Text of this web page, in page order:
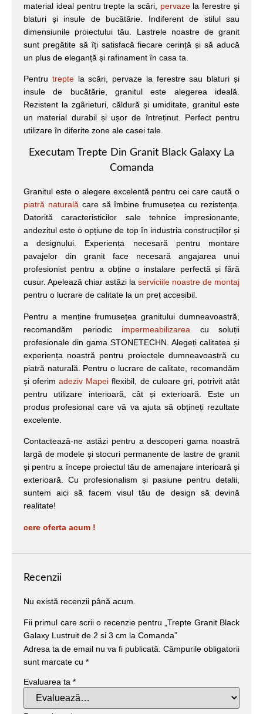
material ideal pentru trepte la scări, pervazela ferestre și
blaturi și insule de bucătărie. Indiferent de stilul sau
dimensiunile proiectului tău. Lastrele noastre de granit
sunt pregătite să îți satisfacă fiecare cerință și să aducă
un plus de eleganță și rafinament în casa ta.
Pentru treptela scări, pervaze la ferestre sau blaturi și
insule de bucătărie, granitul este alegerea ideală.
Rezistent la zgârieturi, căldură și umiditate, granitul este
un material durabil și ușor de întreținut. Perfect pentru
utilizare în diferite zone ale casei tale.
Executam Trepte Din Granit Black Galaxy La
Comanda
Granitul este o alegere excelentă pentru cei care caută o
piatră naturalăcare să îmbine frumusețea cu rezistența.
Datorită caracteristicilor sale tehnice impresionante,
andezitul este o opțiune de top în industria construcțiilor și
a designului. Experiența necesară pentru montare
pavajelor din granit face necesară angajarea unui
profesionist pentru a obține o instalare perfectă și fără
cusur. Apelează chiar astăzi la serviciile noastre de montaj
pentru o lucrare de calitate la un preț accesibil.
Pentru a menține frumusețea granitului dumneavoastră,
recomandăm periodic impermeabilizarea cu soluții
profesionale din gama STONETECHN. Alegeți calitatea și
experiența noastră pentru proiectele dumneavoastră cu
piatră naturală. Pentru o lucrare de calitate, recomandăm
și oferimadeziv Mapei flexibil, de culoare gri, potrivit atât
pentru utilizare interioară, cât și exterioară. Este un
produs profesional care vă va ajuta să obțineți rezultate
excelente.
Contactează-ne astăzi pentru a descoperi gama noastră
largă de modele și stocuri permanente de lastre de granit
și pentru a începe proiectul tău de amenajare interioară și
exterioară. Cu profesionalism și pasiune pentru detalii,
suntem aici să facem visul tău de design să devină
realitate!
cere oferta acum !
Recenzii
Nu există recenzii până acum.
Fii primul care scrii o recenzie pentru „Trepte Granit Black
Galaxy Lustruit de 2 si 3 cm la Comanda”
Adresa ta de email nu va fi publicată. Câmpurile obligatorii
sunt marcate cu *
Evaluarea ta *